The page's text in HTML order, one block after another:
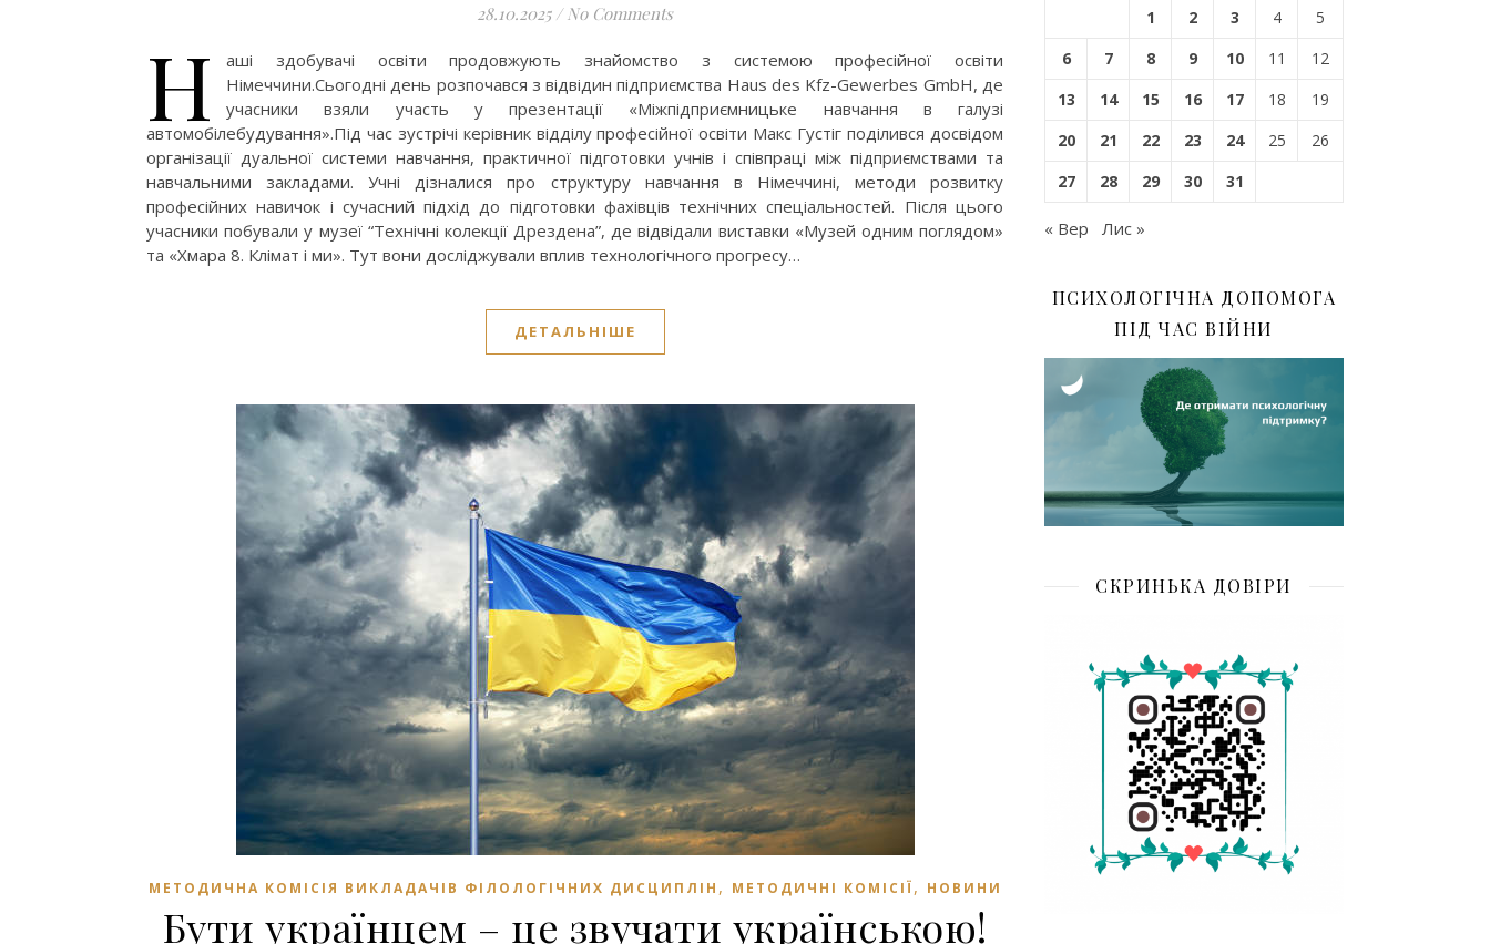
28.10.2025 / No Comments
Н
аші здобувачі освіти продовжують знайомство з системою професійної освіти
Німеччини.Сьогодні день розпочався з відвідин підприємства Haus des Kfz-Gewerbes GmbH, де
учасники взяли участь у презентації «Міжпідприємницьке навчання в галузі
автомобілебудування».Під час зустрічі керівник відділу професійної освіти Макс Густіг поділився досвідом
організації дуальної системи навчання, практичної підготовки учнів і співпраці між підприємствами та
навчальними закладами. Учні дізналися про структуру навчання в Німеччині, методи розвитку
професійних навичок і сучасний підхід до підготовки фахівців технічних спеціальностей. Після цього
учасники побували у музеї “Технічні колекції Дрездена”, де відвідали виставки «Музей одним поглядом»
та «Хмара 8. Клімат і ми». Тут вони досліджували вплив технологічного прогресу…
ДЕТАЛЬНІШЕ
МЕТОДИЧНА КОМІСІЯ ВИКЛАДАЧІВ ФІЛОЛОГІЧНИХ ДИСЦИПЛІН , МЕТОДИЧНІ КОМІСІЇ, НОВИНИ
Бути українцем – це звучати українською!
1
2 3 4
5
6
7 8 9 10 11
12
13
14 15 16 17 18
19
20
21 22 23 24 25
26
27
28 29 30 31
« Вер Лис »
ПСИХОЛОГІЧНА ДОПОМОГА
ПІД ЧАС ВІЙНИ
СКРИНЬКА ДОВІРИ